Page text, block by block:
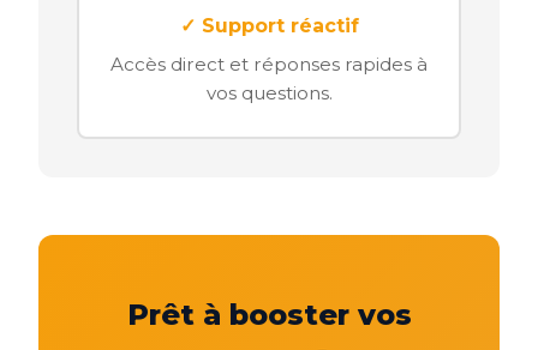
✓ Support réactif
Accès direct et réponses rapides à
vos questions.
Prêt à booster vos